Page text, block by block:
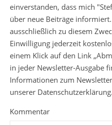
einverstanden, dass mich
über neue Beiträge
ausschließlich zu diesem
Einwilligung jederzeit
einem Klick auf den Link
in jeder Newsletter-Ausgabe
Informationen zum
unserer Datenschutzerklärung.
Kommentar